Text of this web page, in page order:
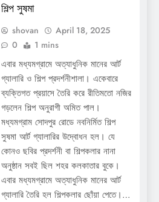
শিল্প সুষমা
shovan
April 18, 2025
0
1 mins
এবার মধ্যমগ্রামে অত্যাধুনিক মানের আর্ট
গ্যালারি ও শিল্প প্রদর্শনীশালা। একেবারে
ব্যক্তিগত প্রয়াসে তৈরি করে রীতিমতো নজির
গড়লেন শিল্প অনুরাগী অমিত পাল।
মধ্যমগ্রাম সোদপুর রোডে নবনির্মিত শিল্প
সুষমা আর্ট গ্যালারির উদ্বোধন হল। যে
কোনও ছবির প্রদর্শনী বা শিল্পকলার নানা
অনুষ্ঠান সবই ছিল শহর কলকাতার বুকে।
এবার মধ্যমগ্রামে অত্যাধুনিক মানের আর্ট
গ্যালারি তৈরি হল শিল্পকলার ছোঁয়া পেতে।…